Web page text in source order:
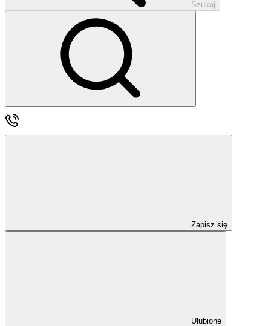
Szukaj
Zapisz się
Ulubione